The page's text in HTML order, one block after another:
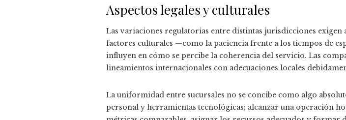
Aspectos legales y culturales
Las variaciones regulatorias entre distintas jurisdicciones exigen
factores culturales —como la paciencia frente a los tiempos de
influyen en cómo se percibe la coherencia del servicio. Las
lineamientos internacionales con adecuaciones locales
La uniformidad entre sucursales no se concibe como algo
personal y herramientas tecnológicas; alcanzar una operación